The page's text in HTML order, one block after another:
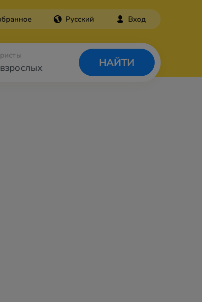
Русский Вход
НАЙТИ